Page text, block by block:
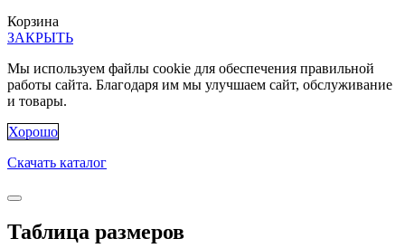
Корзина
ЗАКРЫТЬ
Мы используем файлы cookie для обеспечения правильной
работы сайта. Благодаря им мы улучшаем сайт, обслуживание
и товары.
Хорошо
Скачать каталог
Таблица размеров